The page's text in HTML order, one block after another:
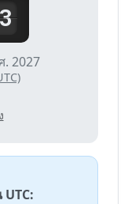
2027
UTC: